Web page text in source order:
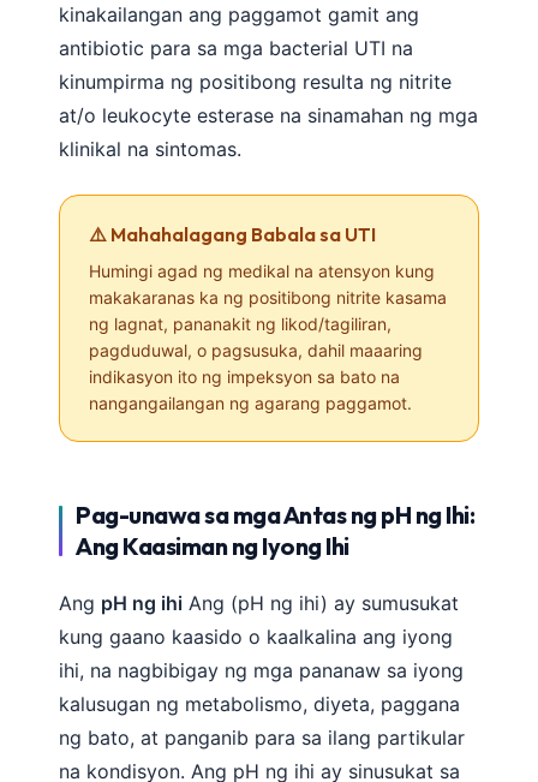
kinakailangan ang paggamot gamit ang
antibiotic para sa mga bacterial UTI na
kinumpirma ng positibong resulta ng nitrite
at/o leukocyte esterase na sinamahan ng mga
klinikal na sintomas.
⚠️ Mahahalagang Babala sa UTI
Humingi agad ng medikal na atensyon kung
makakaranas ka ng positibong nitrite kasama
ng lagnat, pananakit ng likod/tagiliran,
pagduduwal, o pagsusuka, dahil maaaring
indikasyon ito ng impeksyon sa bato na
nangangailangan ng agarang paggamot.
Pag-unawa sa mga Antas ng pH ng Ihi:
Ang Kaasiman ng Iyong Ihi
Ang pH ng ihi Ang (pH ng ihi) ay sumusukat
kung gaano kaasido o kaalkalina ang iyong
ihi, na nagbibigay ng mga pananaw sa iyong
kalusugan ng metabolismo, diyeta, paggana
ng bato, at panganib para sa ilang partikular
na kondisyon. Ang pH ng ihi ay sinusukat sa